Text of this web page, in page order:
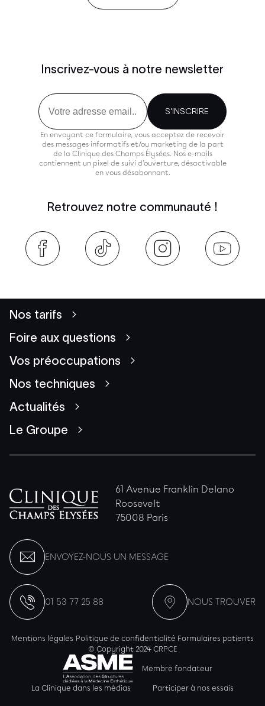
Inscrivez-vous à notre newsletter
Email
S'INSCRIRE
En envoyant ce formulaire, vous acceptez de recevoir
des messages informatifs et/ou marketing de la part
de la Clinique des Champs Élysées. Nos e-mails
contiennent un pixel de suivi d'ouverture, désactivable
en vous désabonnant.
Retrouvez notre communauté !
Nos tarifs
Foire aux questions
Vos préoccupations
Nos techniques
Actualités
Le Groupe
61 Avenue Franklin Delano
Roosevelt
75008 Paris
ENVOYEZ-NOUS UN MESSAGE
01 53 77 25 88 NOUS TROUVER
Mentions légales Politique de confidentialité Formulaires patients
© Copyright 2024 CRPCE
Membre fondateur
La Clinique dans les médias Participer à nos essais